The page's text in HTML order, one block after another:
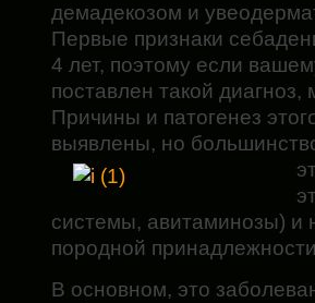
демадекозом и
Первые признаки
4 лет, поэтому если
поставлен такой
Причины и патогенез
выявлены, но
системы, авитаминозы) и
породной
В основном, это